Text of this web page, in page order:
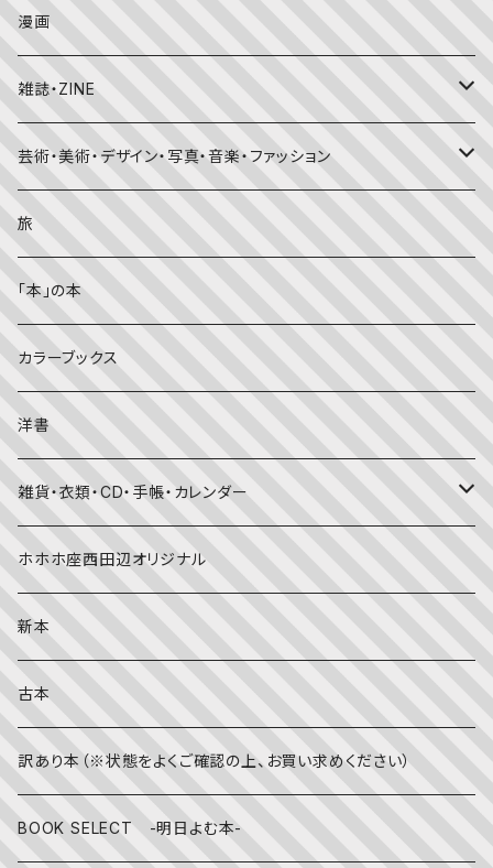
かがくのとも
日本の昔話・民話
外国の昔話・民話
おばけ・妖怪・こわい絵本
のりもの絵本
知識の本・図鑑
理科
料理・食育
英語
しかけ絵本
児童書
大人の方に
季節・行事の絵本
春
夏
赤ちゃん（０・１・２歳向け）絵本
文字のない絵本
英語の絵本
写真絵本
海外文学
食・料理
住まい・インテリア
体・健康
趣味
ライフスタイル・生き方
子育て
漫画
雑誌・ZINE
雑誌
ZINE
芸術・美術・デザイン・写真・音楽・ファッション
美術・画集・図録
音楽
写真集
デザイン
ファッション
映画
伝統文化・技法
旅
「本」の本
カラーブックス
洋書
雑貨・衣類・CD・手帳・カレンダー
靴下
日記・手帳
CD
文房具
その他
ホホホ座西田辺オリジナル
新本
古本
訳あり本（※状態をよくご確認の上、お買い求めください）
BOOK SELECT -明日よむ本-